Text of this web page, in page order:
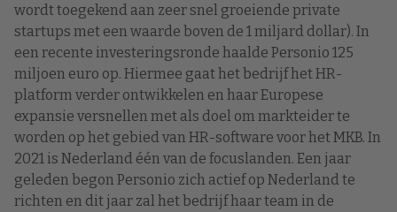
wordt toegekend aan zeer snel groeiende private
startups met een waarde boven de 1 miljard dollar). In
een recente investeringsronde haalde Personio 125
miljoen euro op. Hiermee gaat het bedrijf het HR-
platform verder ontwikkelen en haar Europese
expansie versnellen met als doel om markteider te
worden op het gebied van HR-software voor het MKB. In
2021 is Nederland één van de focuslanden. Een jaar
geleden begon Personio zich actief op Nederland te
richten en dit jaar zal het bedrijf haar team in de